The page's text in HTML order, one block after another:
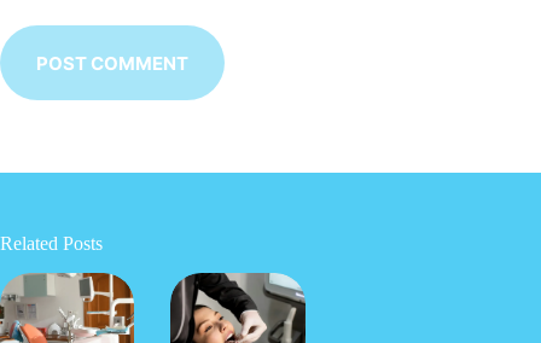
POST COMMENT
Related Posts